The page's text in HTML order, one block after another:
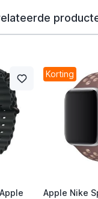
Korting
Apple Nike